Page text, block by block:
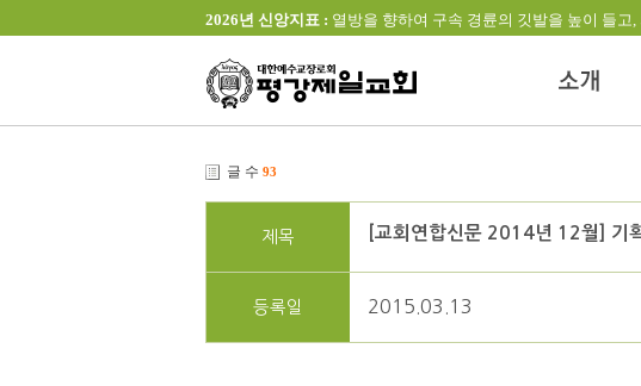
2026년 신앙지표 : 열방을 향하여 구속 경륜의 깃발을 높이 들고
글 수 93
제목 [교회연합신문 2014년 12월] 기
등록일 2015.03.13